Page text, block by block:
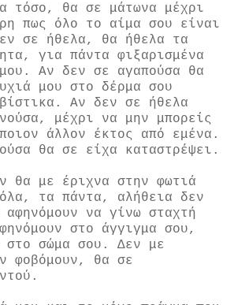
τόσο, θα σε μάτωνα μέχρι
πως όλο το αίμα σου είναι
σε ήθελα, θα ήθελα τα
για πάντα φιξαρισμένα
Αν δεν σε αγαπούσα θα
μου στο δέρμα σου
Αν δεν σε ήθελα
μέχρι να μην μπορείς
άλλον έκτος από εμένα.
θα σε είχα καταστρέψει.
θα με έριχνα στην φωτιά
τα πάντα, αλήθεια δεν
να γίνω σταχτή
στο άγγιγμα σου,
στο σώμα σου. Δεν με
φοβόμουν, θα σε